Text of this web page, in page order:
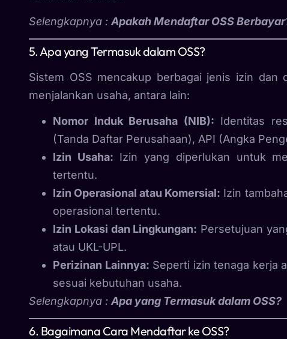
Selengkapnya : Apakah Mendaftar OSS
5. Apa yang Termasuk dalam OSS?
Sistem OSS mencakup berbagai jenis izin
menjalankan usaha, antara lain:
Nomor Induk Berusaha (NIB): Identitas
(Tanda Daftar Perusahaan), API (Angka
Izin Usaha: Izin yang diperlukan untuk
tertentu.
Izin Operasional atau Komersial: Izin
operasional tertentu.
Izin Lokasi dan Lingkungan: Persetujuan
atau UKL-UPL.
Perizinan Lainnya: Seperti izin tenaga kerja
sesuai kebutuhan usaha.
Selengkapnya : Apa yang Termasuk dalam OSS?
6. Bagaimana Cara Mendaftar ke OSS?